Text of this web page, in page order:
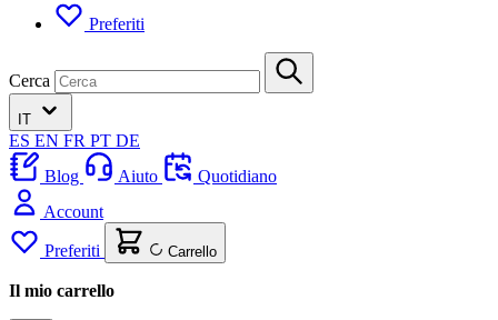
Preferiti
Cerca
IT
ES EN FR PT DE
Blog
Aiuto
Quotidiano
Account
Preferiti Carrello
Il mio carrello